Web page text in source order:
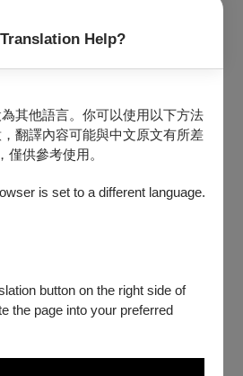
Help?
其他語言。你可以使用以下方法
翻譯內容可能與中文原文有所差
僅供參考使用。
is set to a different language.
button on the right side of
the page into your preferred
武營國家藝術文化中心 表演廳
中國家歌劇院 小劇場
家兩廳院 演奏廳
莫里斯．拉威爾